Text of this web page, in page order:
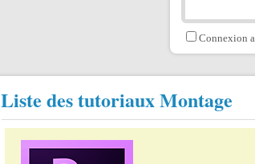
Connexion
Liste des tutoriaux Montage